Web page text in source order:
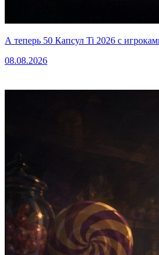
А теперь 50 Капсул Ti 2026 с
08.08.2026